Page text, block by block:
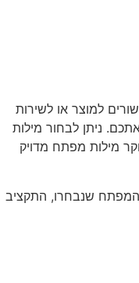
למוצר או לשירות
ניתן לבחור מילות
מילות מפתח מדויק
המפתח שנבחרו, התקציב